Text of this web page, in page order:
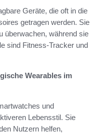
Geräte, die oft in die
getragen werden. Sie
überwachen, während sie
sind Fitness-Tracker und
Wearables im
und
Lebensstil. Sie
Nutzern helfen,